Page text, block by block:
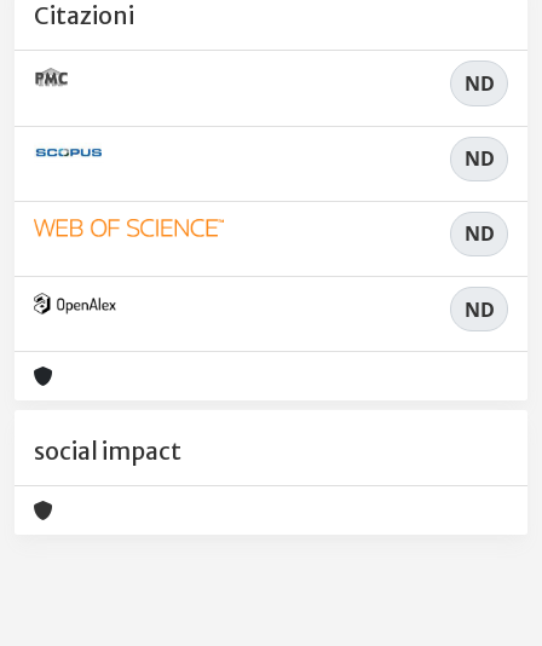
Citazioni
ND
ND
ND
ND
social impact